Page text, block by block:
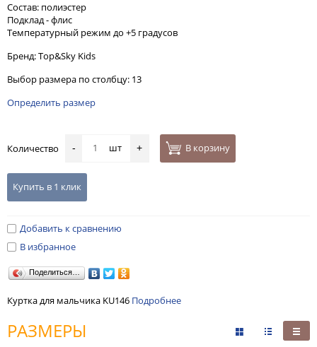
Состав: полиэстер
Подклад - флис
Температурный режим до +5 градусов
Бренд: Top&Sky Kids
Выбор размера по столбцу: 13
Определить размер
Количество - шт + В корзину
Купить в 1 клик
Добавить к сравнению
В избранное
Поделиться…
Куртка для мальчика KU146 Подробнее
РАЗМЕРЫ